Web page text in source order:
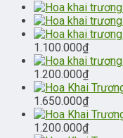
1.100.000₫
1.200.000₫
1.650.000₫
1.200.000₫